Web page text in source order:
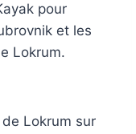
pour
et les
Lokrum.
Lokrum sur